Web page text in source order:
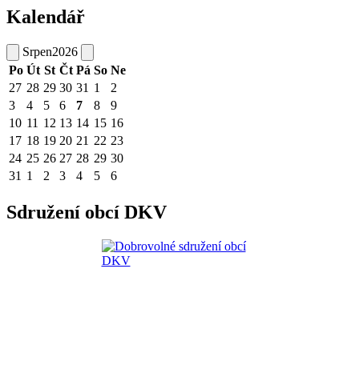
Kalendář
Srpen2026
Po Út St Čt Pá So Ne
27 28 29 30 31 1
2
3
4 5 6 7 8
9
10 11 12 13 14 15 16
17 18 19 20 21 22 23
24 25 26 27 28 29 30
31 1 2 3 4 5 6
Sdružení obcí DKV